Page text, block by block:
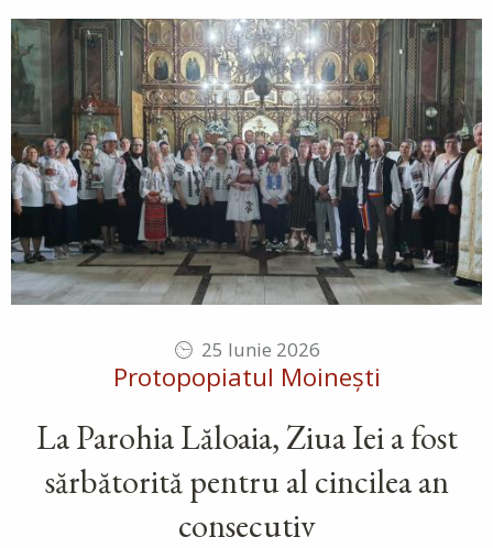
25 Iunie 2026
Protopopiatul Moinești
La Parohia Lăloaia, Ziua Iei a fost
sărbătorită pentru al cincilea an
consecutiv